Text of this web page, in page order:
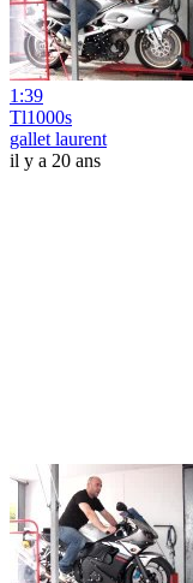
1:39
Tl1000s
gallet laurent
il y a 20 ans